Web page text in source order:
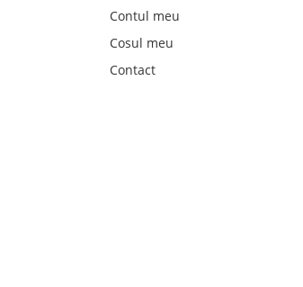
Contul meu
Cosul meu
Contact